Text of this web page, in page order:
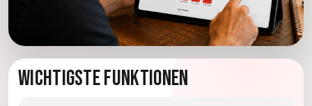
Wichtigste Funktionen